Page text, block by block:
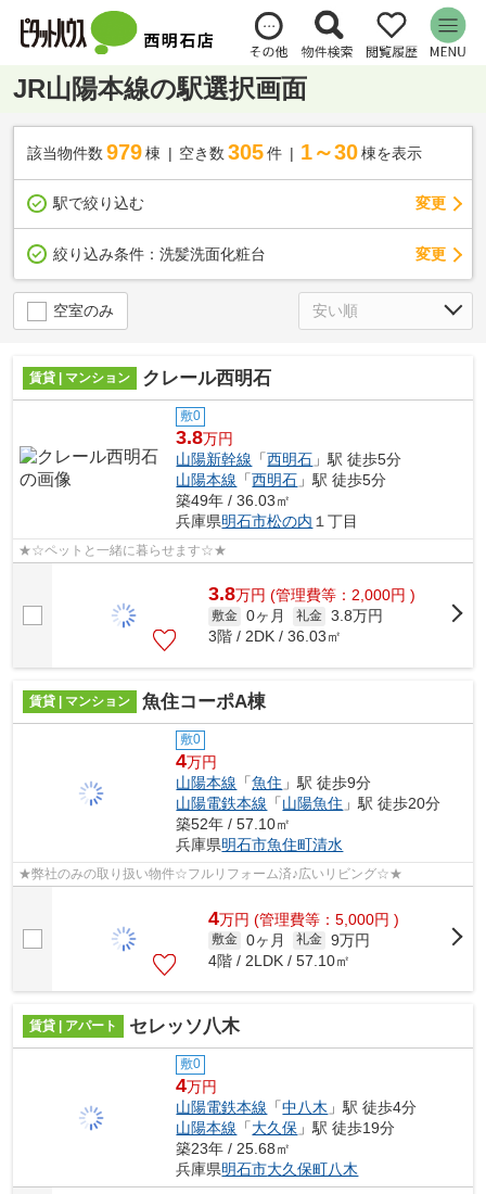
JR山陽本線の駅選択画面
該当物件数 979棟 空き数 305 件 1～30 棟を表示
駅で絞り込む 変更
絞り込み条件： 洗髪洗面化粧台 変更
空室のみ
賃貸 | マンション クレール西明石
敷0
3.8万円
山陽新幹線 「西明石 」駅 徒歩5分
山陽本線 「西明石 」駅 徒歩5分
築49年 / 36.03㎡
兵庫県明石市松の内 １丁目
★☆ペットと一緒に暮らせます☆★
3.8万円 (管理費等：2,000円 )
敷金 0ヶ月 礼金 3.8万円
3階 / 2DK / 36.03㎡
賃貸 | マンション 魚住コーポA棟
敷0
4万円
山陽本線 「魚住 」駅 徒歩9分
山陽電鉄本線 「山陽魚住 」駅 徒歩20分
築52年 / 57.10㎡
兵庫県明石市魚住町清水
★弊社のみの取り扱い物件☆フルリフォーム済♪広いリビング☆★
4万円 (管理費等：5,000円 )
敷金 0ヶ月 礼金 9万円
4階 / 2LDK / 57.10㎡
賃貸 | アパート セレッソ八木
敷0
4万円
山陽電鉄本線 「中八木 」駅 徒歩4分
山陽本線 「大久保 」駅 徒歩19分
築23年 / 25.68㎡
兵庫県明石市大久保町八木